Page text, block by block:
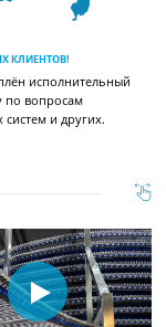
КЛИЕНТОВ!
исполнительный
по вопросам
систем и других.